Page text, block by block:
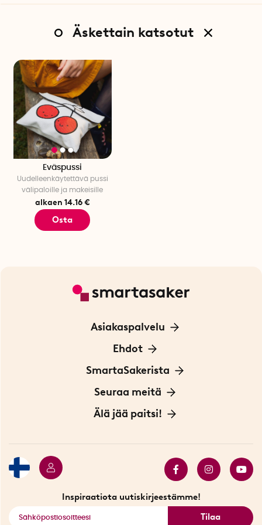
Äskettain katsotut
Eväspussi
Uudelleenkäytettävä pussi
välipaloille ja makeisille
alkaen 14.16 €
Osta
Asiakaspalvelu
Ota yhteyttä
Ehdot
Tietoa evästeistä
Yksityisyydensuoja
Sopimusehdot
SmartaSakerista
Meistä
Myymälä Tukholmassa
Seuraa meitä
Innovaattoriblogi
Älä jää paitsi!
Inspiraatiota uutiskirjeestämme!
Tilaa